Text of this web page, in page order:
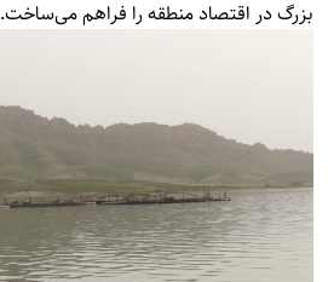
بزرگ در اقتصاد منطقه را فراهم می‌ساخت.